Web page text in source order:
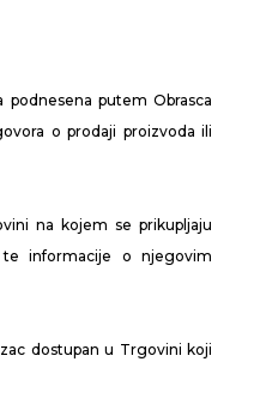
podnesena putem Obrasca
o prodaji proizvoda ili
na kojem se prikupljaju
informacije o njegovim
dostupan u Trgovini koji